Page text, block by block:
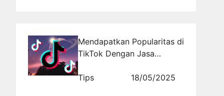
Mendapatkan Popularitas di
TikTok Dengan Jasa
Rajakomen.com
Tips 18/05/2025